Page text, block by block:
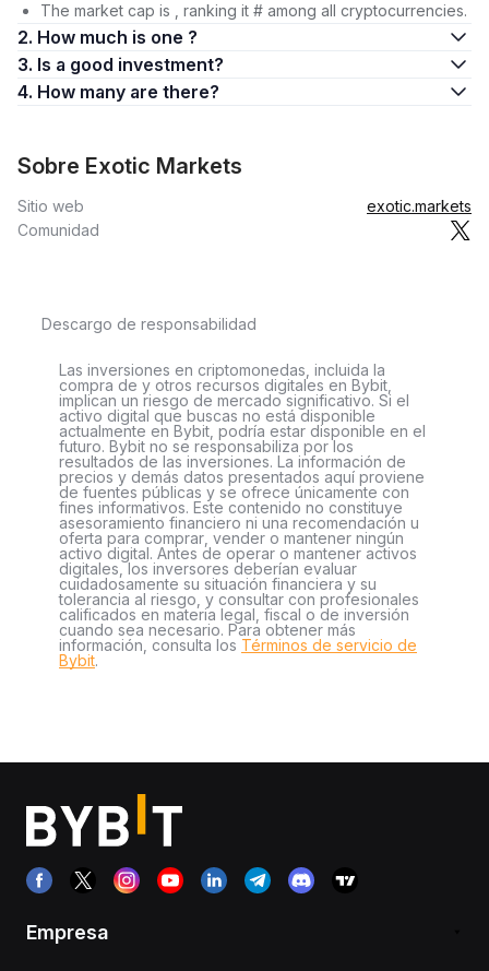
The market cap is , ranking it # among all cryptocurrencies.
2. How much is one ?
3. Is a good investment?
4. How many are there?
Sobre Exotic Markets
Sitio web
exotic.markets
Comunidad
Descargo de responsabilidad
Las inversiones en criptomonedas, incluida la
compra de y otros recursos digitales en Bybit,
implican un riesgo de mercado significativo. Si el
activo digital que buscas no está disponible
actualmente en Bybit, podría estar disponible en el
futuro. Bybit no se responsabiliza por los
resultados de las inversiones. La información de
precios y demás datos presentados aquí proviene
de fuentes públicas y se ofrece únicamente con
fines informativos. Este contenido no constituye
asesoramiento financiero ni una recomendación u
oferta para comprar, vender o mantener ningún
activo digital. Antes de operar o mantener activos
digitales, los inversores deberían evaluar
cuidadosamente su situación financiera y su
tolerancia al riesgo, y consultar con profesionales
calificados en materia legal, fiscal o de inversión
cuando sea necesario. Para obtener más
información, consulta los Términos de servicio de
Bybit.
Empresa